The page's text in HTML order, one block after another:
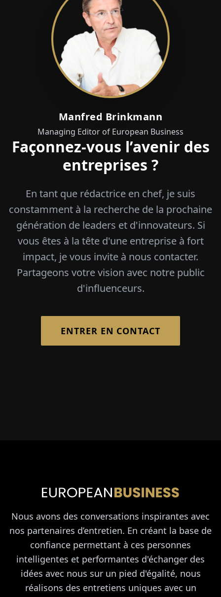
Manfred Brinkmann
Managing Editor of European Business
Façonnez-vous l’avenir des
entreprises ?
En tant que rédactrice en chef, je suis
constamment à la recherche de la prochaine
génération de leaders et d'innovateurs. Si
vous êtes à la tête d'une entreprise à fort
impact, je vous invite à nous contacter.
Partageons votre vision avec notre public
d'influenceurs.
ENTRER EN CONTACT
Nous avons des conversations inspirantes avec
nos partenaires d’entretien. En créant la base de
confiance permettant à ces personnes
intelligentes et performantes d'échanger des
idées avec nous sur un pied d'égalité, nous
réalisons des entretiens uniques avec un